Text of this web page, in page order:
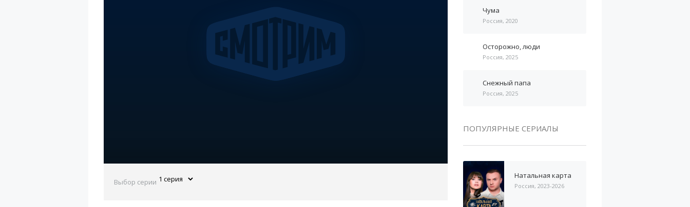
Выбор серии
Чума
Россия, 2020
Осторожно, люди
Россия, 2025
Снежный папа
Россия, 2025
ПОПУЛЯРНЫЕ СЕРИАЛЫ
Натальная карта
Россия, 2023-2026